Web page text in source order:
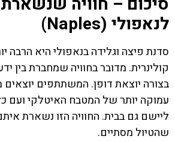
לנאפולי (Naples)
סדנת פיצה וגלידה בנאפולי היא הרבה
קולינרית. מדובר בחוויה שמחברת בין
בצורה יוצאת דופן. המשתתפים
עמוקה יותר של המטבח האיטלקי ועם
ליישם גם בבית. החוויה הזו נשארת
שהטיול מסתיים.